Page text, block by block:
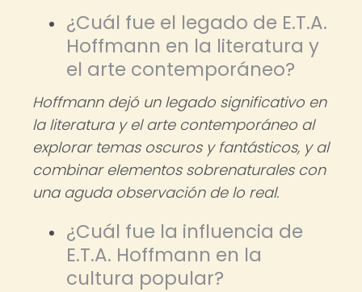
¿Cuál fue el legado de E.T.A.
Hoffmann en la literatura y
el arte contemporáneo?
Hoffmann dejó un legado significativo en
la literatura y el arte contemporáneo al
explorar temas oscuros y fantásticos, y al
combinar elementos sobrenaturales con
una aguda observación de lo real.
¿Cuál fue la influencia de
E.T.A. Hoffmann en la
cultura popular?